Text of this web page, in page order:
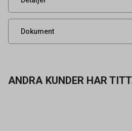
Dokument
Livsmedelsdatablad
ANDRA KUNDER HAR